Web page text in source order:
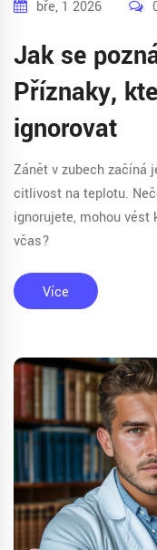
bře, 1 2026
Jak se
Příznaky,
ignorovat
Zánět v zubech začíná
citlivost na teplotu.
ignorujete, mohou vést
včas?
Více